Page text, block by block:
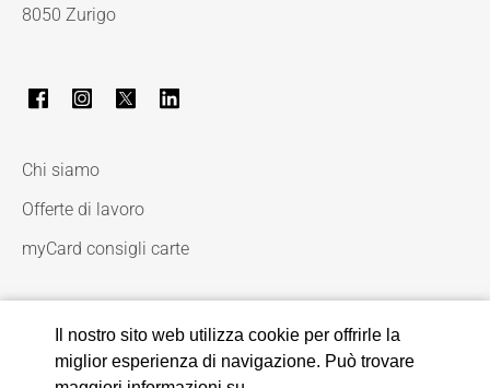
Il nostro sito web utilizza cookie per offrirle la
miglior esperienza di navigazione. Può trovare
8050 Zurigo
Chi siamo
Offerte di lavoro
myCard consigli carte